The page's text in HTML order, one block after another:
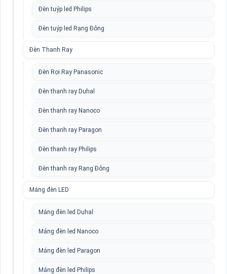
Đèn tuýp led Philips
Đèn tuýp led Rạng Đông
Đèn Thanh Ray
Đèn Rọi Ray Panasonic
Đèn thanh ray Duhal
Đèn thanh ray Nanoco
Đèn thanh ray Paragon
Đèn thanh ray Philips
Đèn thanh ray Rạng Đông
Máng đèn LED
Máng đèn led Duhal
Máng đèn led Nanoco
Máng đèn led Paragon
Máng đèn led Philips